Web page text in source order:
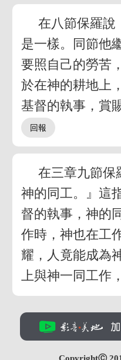
在八節保羅說
是一樣。同節他
要照自己的勞苦
於在神的耕地上
基督的執事，賞
在三章九節保
神的同工。』這
督的執事，神的
作時，神也在工
耀，人竟能成為
上與神一同工作